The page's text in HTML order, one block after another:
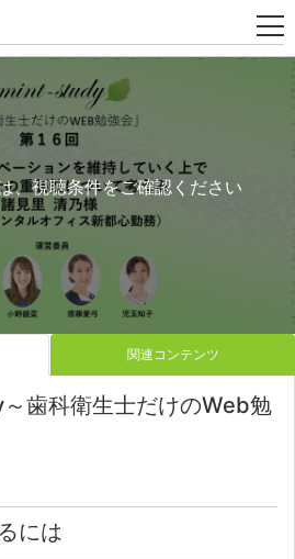
、視聴条件をご確認ください
関連コンテンツ
歯科衛生士だけのWeb勉
には